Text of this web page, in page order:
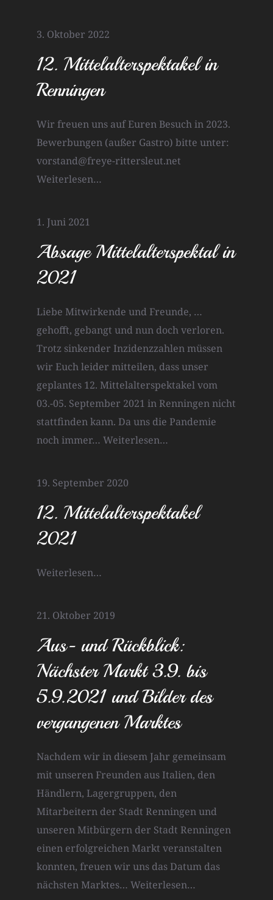
3. Oktober 2022
12. Mittelalterspektakel in
Renningen
Wir freuen uns auf Euren Besuch in 2023.
Bewerbungen (außer Gastro) bitte unter:
vorstand@freye-rittersleut.net
Weiterlesen…
1. Juni 2021
Absage Mittelalterspektal in
2021
Liebe Mitwirkende und Freunde, …
gehofft, gebangt und nun doch verloren.
Trotz sinkender Inzidenzzahlen müssen
wir Euch leider mitteilen, dass unser
geplantes 12. Mittelalterspektakel vom
03.-05. September 2021 in Renningen nicht
stattfinden kann. Da uns die Pandemie
noch immer… Weiterlesen…
19. September 2020
12. Mittelalterspektakel
2021
Weiterlesen…
21. Oktober 2019
Aus- und Rückblick:
Nächster Markt 3.9. bis
5.9.2021 und Bilder des
vergangenen Marktes
Nachdem wir in diesem Jahr gemeinsam
mit unseren Freunden aus Italien, den
Händlern, Lagergruppen, den
Mitarbeitern der Stadt Renningen und
unseren Mitbürgern der Stadt Renningen
einen erfolgreichen Markt veranstalten
konnten, freuen wir uns das Datum das
nächsten Marktes… Weiterlesen…